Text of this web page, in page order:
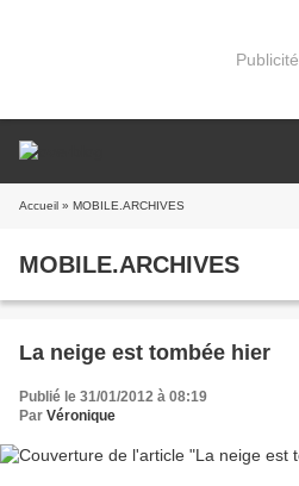
Publicité
Accueil » MOBILE.ARCHIVES
MOBILE.ARCHIVES
La neige est tombée hier
Publié le 31/01/2012 à 08:19
Par Véronique